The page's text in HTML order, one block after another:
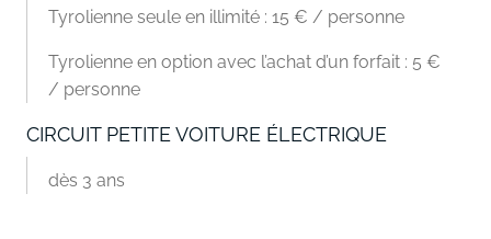
Tyrolienne seule en illimité : 15 € / personne
Tyrolienne en option avec l’achat d’un forfait : 5 €
/ personne
CIRCUIT PETITE VOITURE ÉLECTRIQUE
dès 3 ans